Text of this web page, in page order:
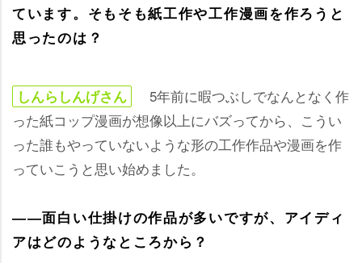
ています。そもそも紙工作や工作漫画を作ろうと
思ったのは？
しんらしんげさん
5年前に暇つぶしでなんとなく作
った紙コップ漫画が想像以上にバズってから、こうい
った誰もやっていないような形の工作作品や漫画を作
っていこうと思い始めました。
――面白い仕掛けの作品が多いですが、アイディ
アはどのようなところから？